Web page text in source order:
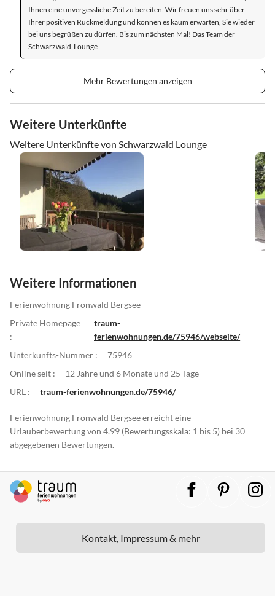
Ihnen eine unvergessliche Zeit zu bereiten. Wir freuen uns sehr über
Ihrer positiven Rückmeldung und können es kaum erwarten, Sie wieder
bei uns begrüßen zu dürfen. Bis zum nächsten Mal! Das Team der
Schwarzwald-Lounge
Mehr Bewertungen anzeigen
Weitere Unterkünfte
Weitere Unterkünfte von Schwarzwald Lounge
Weitere Informationen
Ferienwohnung Fronwald Bergsee
Private Homepage
:
traum-
ferienwohnungen.de/75946/webseite/
Unterkunfts-Nummer :
75946
Online seit :
12 Jahre und 6 Monate und 25 Tage
URL :
traum-ferienwohnungen.de/75946/
Ferienwohnung Fronwald Bergsee erreicht eine
Urlauberbewertung von 4.99 (Bewertungsskala: 1 bis 5) bei 30
abgegebenen Bewertungen.
Kontakt, Impressum & mehr